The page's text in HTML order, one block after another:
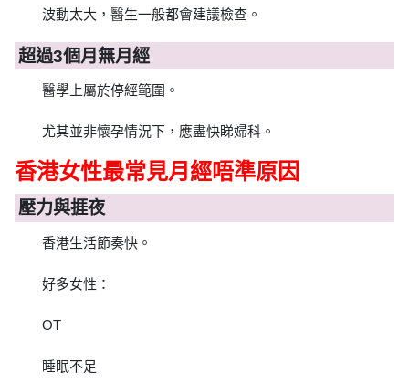
波動太大，醫生一般都會建議檢查。
超過3個月無月經
醫學上屬於停經範圍。
尤其並非懷孕情況下，應盡快睇婦科。
香港女性最常見月經唔準原因
壓力與捱夜
香港生活節奏快。
好多女性：
OT
睡眠不足